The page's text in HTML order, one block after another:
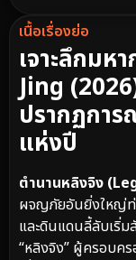
เนื้อเรื่องย่อ
เจาะลึกมห
Jing
ปรากฏกา
แห่งปี
ตำนานหลิงจิง
ผจญภัยอันยิ่งใหญ่ท่
และดินแดนลี้ลับเริ่ม
“หลิงจิง” ผู้ครอบ